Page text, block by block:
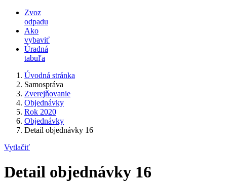
Zvoz
odpadu
Ako
vybaviť
Úradná
tabuľa
Úvodná stránka
Samospráva
Zverejňovanie
Objednávky
Rok 2020
Objednávky
Detail objednávky 16
Vytlačiť
Detail objednávky 16